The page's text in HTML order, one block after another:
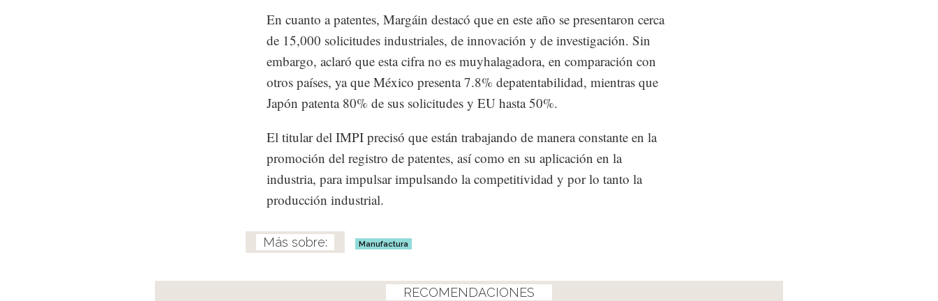
En cuanto a patentes, Margáin destacó que en este año se presentaron cerca
de 15,000 solicitudes industriales, de innovación y de investigación. Sin
embargo, aclaró que esta cifra no es muyhalagadora, en comparación con
otros países, ya que México presenta 7.8% depatentabilidad, mientras que
Japón patenta 80% de sus solicitudes y EU hasta 50%.
El titular del IMPI precisó que están trabajando de manera constante en la
promoción del registro de patentes, así como en su aplicación en la
industria, para impulsar impulsando la competitividad y por lo tanto la
producción industrial.
Manufactura
RECOMENDACIONES